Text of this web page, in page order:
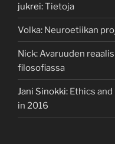
jukrei:Tietoja
Volka: Neuroetiikan
Nick:Avaruuden
filosofiassa
Jani Sinokki: Ethics
in 2016